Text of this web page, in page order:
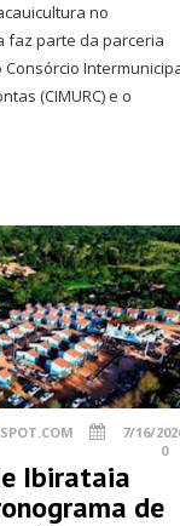
no
faz parte da parceria
(CIMURC) e o
7/16/
0
Ibirataia
de